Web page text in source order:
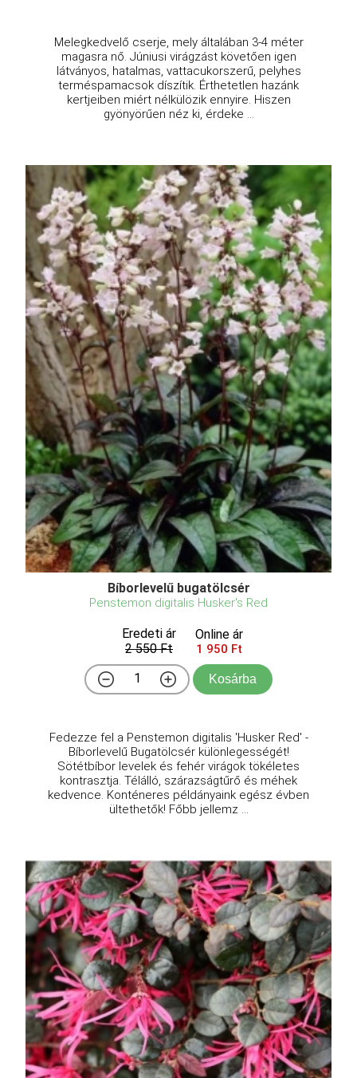
Melegkedvelő cserje, mely általában 3-4 méter
magasra nő. Júniusi virágzást követően igen
látványos, hatalmas, vattacukorszerű, pelyhes
terméspamacsok díszítik. Érthetetlen hazánk
kertjeiben miért nélkülözik ennyire. Hiszen
gyönyörűen néz ki, érdeke ...
Bíborlevelű bugatölcsér
Penstemon digitalis Husker's Red
Eredeti ár
2 550 Ft
Online ár
1 950 Ft
Kosárba
Fedezze fel a Penstemon digitalis 'Husker Red' -
Bíborlevelű Bugatölcsér különlegességét!
Sötétbíbor levelek és fehér virágok tökéletes
kontrasztja. Télálló, szárazságtűrő és méhek
kedvence. Konténeres példányaink egész évben
ültethetők! Főbb jellemz ...